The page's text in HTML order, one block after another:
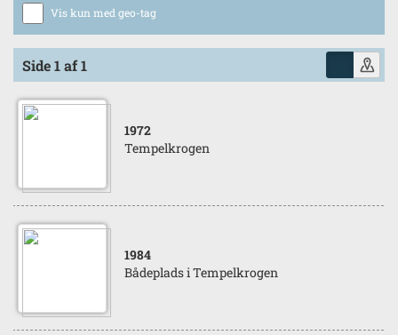
Vis kun med geo-tag
Side 1 af 1
1972
Tempelkrogen
1984
Bådeplads i Tempelkrogen